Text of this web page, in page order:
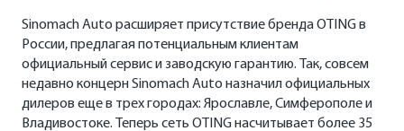
Sinomach Auto расширяет присутствие бренда OTING в
России, предлагая потенциальным клиентам
официальный сервис и заводскую гарантию. Так, совсем
недавно концерн Sinomach Auto назначил официальных
дилеров еще в трех городах: Ярославле, Симферополе и
Владивостоке. Теперь сеть OTING насчитывает более 35